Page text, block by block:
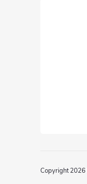
Copyright 2026